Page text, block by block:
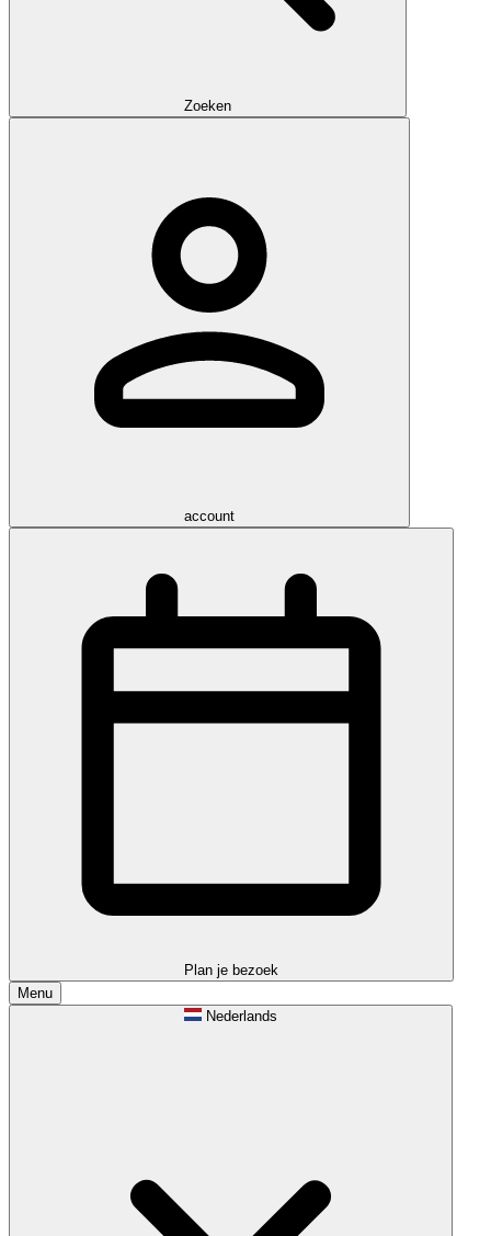
Zoeken
account
Plan je bezoek
Menu
Nederlands